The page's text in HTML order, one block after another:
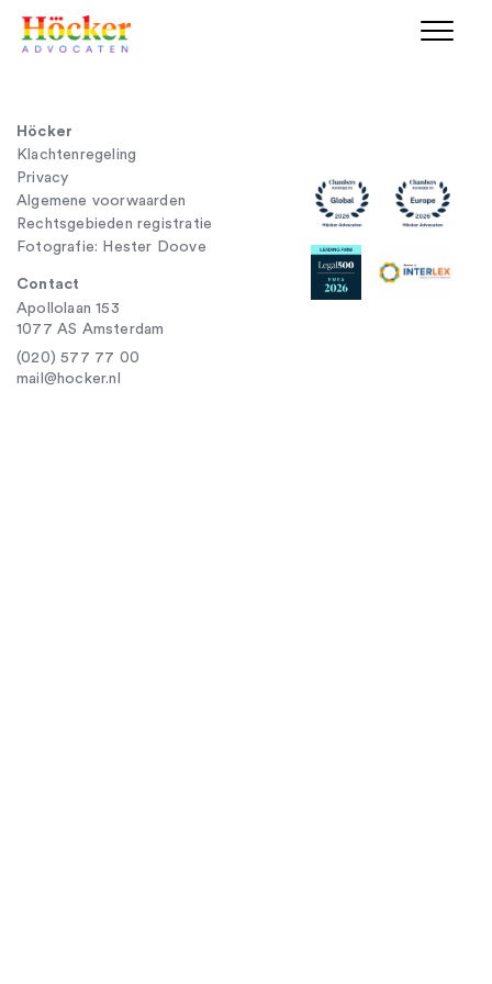
Höcker
Klachtenregeling
Privacy
Algemene voorwaarden
Rechtsgebieden registratie
Fotografie: Hester Doove
Contact
Apollolaan 153
1077 AS Amsterdam
(020) 577 77 00
mail@hocker.nl